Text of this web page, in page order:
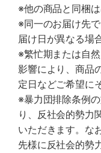
※他の商品と同梱
※同一のお届け先
届け日が異なる場
※繁忙期または自
影響により、商品
定日などご希望に
※暴力団排除条例
り、反社会的勢力
いただきます。な
先様に反社会的勢